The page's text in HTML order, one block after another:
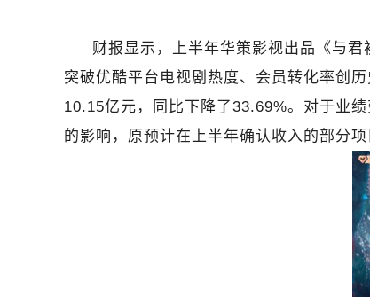
财报显示，上半年华策影视出品《与
突破优酷平台电视剧热度、会员转化率创
10.15亿元，同比下降了33.69%。对于业
的影响，原预计在上半年确认收入的部分